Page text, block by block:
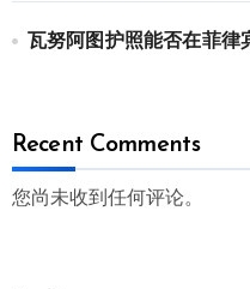
瓦努阿图护照能否在菲律
Recent Comments
您尚未收到任何评论。